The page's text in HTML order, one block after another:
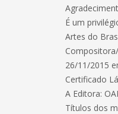
É um
Artes do
26/11/2015
Certificado
A Editora:
Títulos dos